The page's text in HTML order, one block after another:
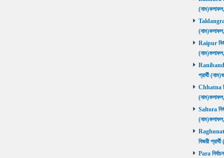
Taldangra
Raipur
Ranibandh
প্রার্থী
Chhatna
Saltora
বিজয়ী
Para